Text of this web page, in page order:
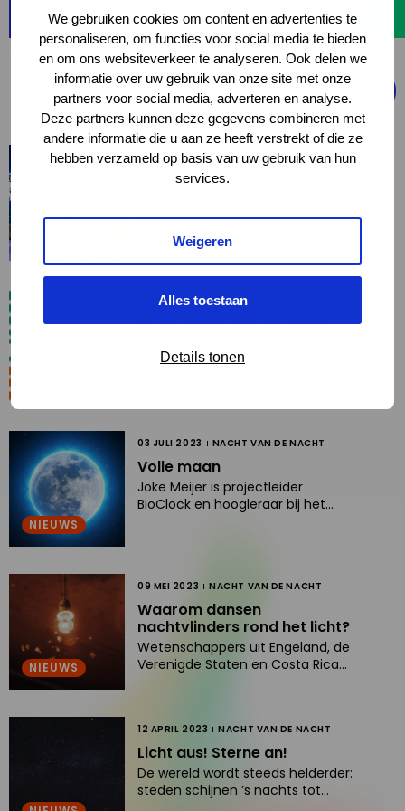
We gebruiken cookies om content en advertenties te
personaliseren, om functies voor social media te bieden
en om ons websiteverkeer te analyseren. Ook delen we
informatie over uw gebruik van onze site met onze
partners voor social media, adverteren en analyse.
Deze partners kunnen deze gegevens combineren met
andere informatie die u aan ze heeft verstrekt of die ze
hebben verzameld op basis van uw gebruik van hun
services.
Weigeren
Alles toestaan
Details tonen
De laatste nieuwsberichten
Filter op thema
Nederland koploper in
23 OKTOBER 2024 JUDITH HOLWERDA
Nederland koploper in
lichtvervuiling Nederland is in
Europa één van de gebieden met
de meeste lichtvervuiling. Dit
mens ...Nederland koploper in
lichtvervuiling Nederland is in
de meeste lichtvervuiling. Dit
more
about
Nederland
koploper
in
lichtvervuiling
Na de Nacht van de Nacht
10 OKTOBER 2024 JUDITH HOLWERDA
Na de Nacht van de Nacht komt…
heerlijk hebt ...Na de Nacht van de
Stilte. Nadat je tijdens de Nacht
van de Nacht heerlijk hebt ...
Read
more
about
Na
de
Nacht
van
de
Nacht
komt…
de
dag
de
NIEUWS
Volle maan
03 JULI 2023 NACHT VAN DE NACHT
Joke Meijer is projectleider
BioClock en hoogleraar bij het
BioClock en hoogleraar bij het
Leids Universitair Medisch
Centrum én ambassadeur van
Nacht van de Nacht. Samen ...
Read
more
about
Volle
maan
NIEUWS
Waarom dansen
nachtvlinders rond het licht?
09 MEI 2023 NACHT VAN DE NACHT
Wetenschappers uit Engeland, de
Verenigde Staten en Costa Rica
...Wetenschappers uit Engeland,
de Verenigde Staten en Costa
Rica maakten driedimensionale
video-opnamen van insecten in
de buitenlucht en in het lab ...
Read
Waarom
dansen
nachtvlinders
rond
Licht aus! Sterne an!
12 APRIL 2023 NACHT VAN DE NACHT
De wereld wordt steeds helderder:
steden schijnen ’s nachts tot
about